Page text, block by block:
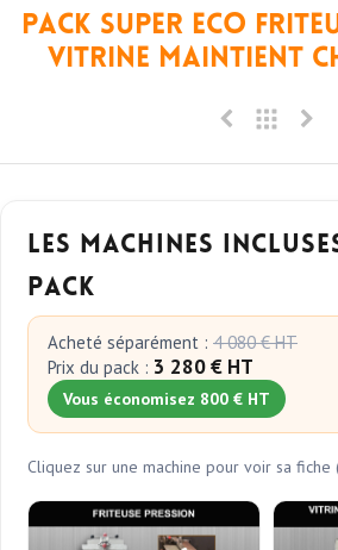
PACK SUPER ECO
VITRINE MAINTIENT
Les machines
pack
Acheté séparément : 4 080 € HT
Prix du pack : 3 280 € HT
Vous économisez 800 € HT
Cliquez sur une machine pour voir sa fiche